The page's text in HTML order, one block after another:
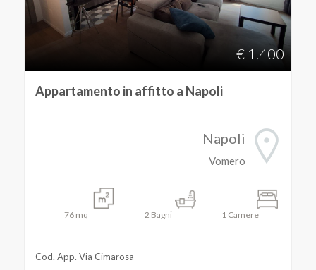
€ 1.400
Appartamento in affitto a Napoli
Napoli
Vomero
76 mq 2 Bagni 1Camere
Cod. App. Via Cimarosa
Provincia